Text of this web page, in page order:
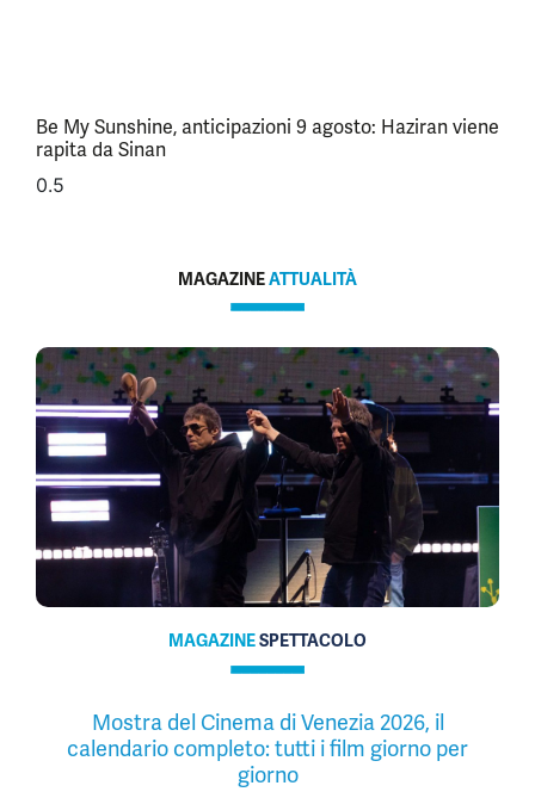
Be My Sunshine, anticipazioni 9 agosto: Haziran viene
rapita da Sinan
MAGAZINEATTUALITÀ
MAGAZINESPETTACOLO
Mostra del Cinema di Venezia 2026, il
calendario completo: tutti i film giorno per
giorno